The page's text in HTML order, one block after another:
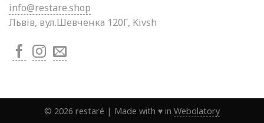
info@restare.shop
Львів, вул.Шевченка 120Г, Kivsh
© 2026 restaré | Made with ♥ in Webolatory